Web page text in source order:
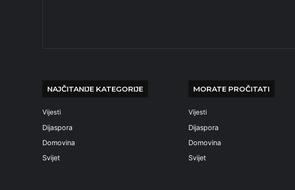
NAJČITANIJE KATEGORIJE
Vijesti
Dijaspora
Domovina
Svijet
MORATE PROČITATI
Vijesti
Dijaspora
Domovina
Svijet